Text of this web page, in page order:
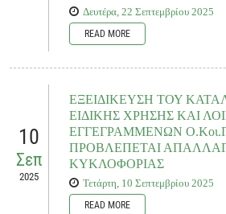
Δευτέρα, 22 Σεπτεμβρίου 2025
READ MORE
Παράλληλα, καταγράφονται περιστατικά όπου
αντί για την προβλεπόμενη Παράλληλη
Τμήματα Ένταξης, παρότι πρόκειται για
υπηρετεί διαφορετικό είδος και βαθμό
χωρικό πλαίσιο και χρονικό εύρος.
10
Σεπ
2025
ΕΞΕΙΔΙΚΕΥΣΗ ΤΟΥ
ΕΙΔΙΚΗΣ ΧΡΗΣΗΣ ΚΑΙ
ΕΓΓΕΓΡΑΜΜΕΝΩΝ
ΠΡΟΒΛΕΠΕΤΑΙ
ΚΥΚΛΟΦΟΡΙΑΣ
Τετάρτη, 10 Σεπτεμβρίου 2025
READ MORE